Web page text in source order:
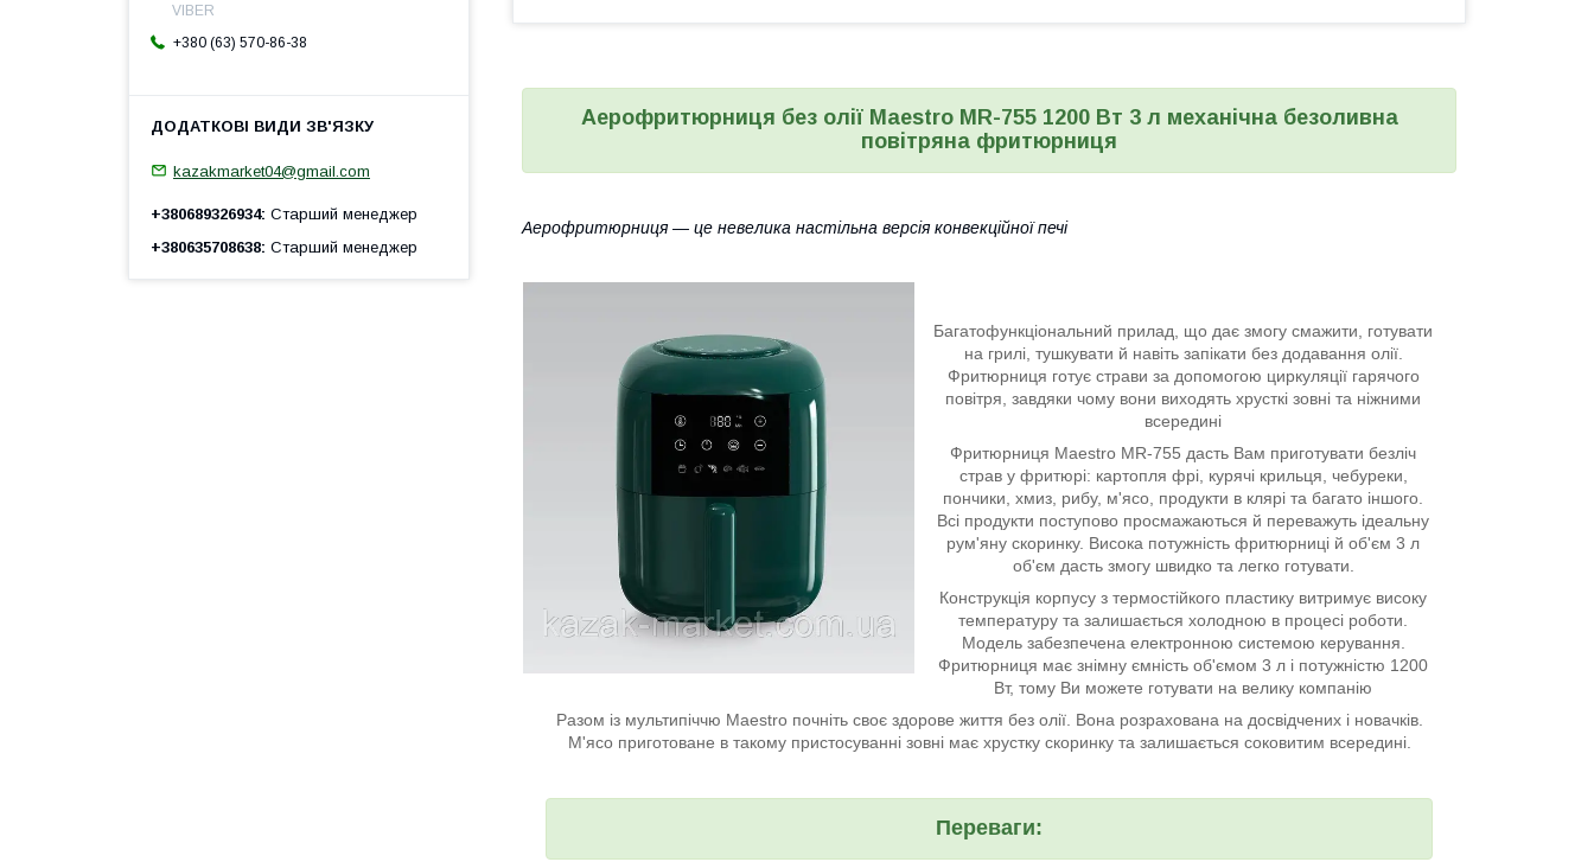
Аерофритюрниця без олії Maestro MR-755 1200 Вт 3 л механічна безоливна
повітряна фритюрниця
Аерофритюрниця — це невелика настільна версія конвекційної печі
Багатофункціональний прилад, що дає змогу смажити, готувати
на грилі, тушкувати й навіть запікати без додавання олії.
Фритюрниця готує страви за допомогою циркуляції гарячого
повітря, завдяки чому вони виходять хрусткі зовні та ніжними
всередині
Фритюрниця Maestro MR-755 дасть Вам приготувати безліч
страв у фритюрі: картопля фрі, курячі крильця, чебуреки,
пончики, хмиз, рибу, м'ясо, продукти в клярі та багато іншого.
Всі продукти поступово просмажаються й переважуть ідеальну
рум'яну скоринку. Висока потужність фритюрниці й об'єм 3 л
об'єм дасть змогу швидко та легко готувати.
Конструкція корпусу з термостійкого пластику витримує високу
температуру та залишається холодною в процесі роботи.
Модель забезпечена електронною системою керування.
Фритюрниця має знімну ємність об'ємом 3 л і потужністю 1200
Вт, тому Ви можете готувати на велику компанію
Разом із мультипіччю Maestro почніть своє здорове життя без олії. Вона розрахована на досвідчених і новачків.
М'ясо приготоване в такому пристосуванні зовні має хрустку скоринку та залишається соковитим всередині.
Переваги:
VIBER
+380 (63) 570-86-38
kazakmarket04@gmail.com
+380689326934 Старший менеджер
+380635708638 Старший менеджер